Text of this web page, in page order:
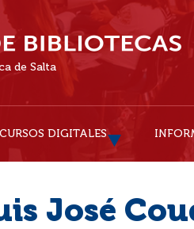
de Salta
DIGITALES
José